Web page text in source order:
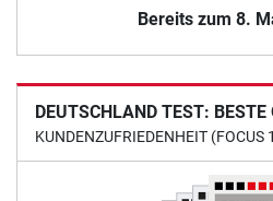
Bereits zum 8.
DEUTSCHLAND TEST:
KUNDENZUFRIEDENHEIT (FOCUS